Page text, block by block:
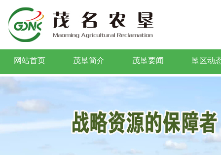
网站首页 茂垦简介 茂垦要闻 垦区动